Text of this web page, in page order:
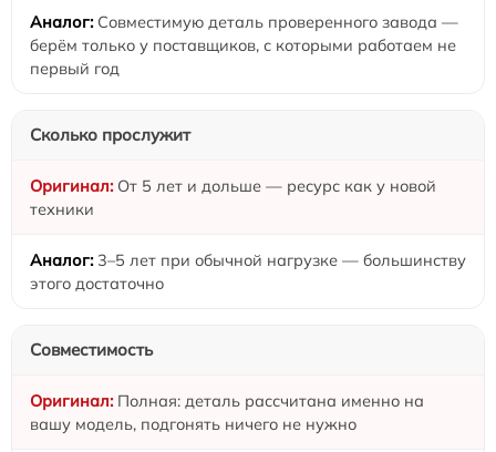
Совместимую деталь проверенного завода —
берём только у поставщиков, с которыми работаем не
первый год
Сколько прослужит
От 5 лет и дольше — ресурс как у новой
техники
3–5 лет при обычной нагрузке — большинству
этого достаточно
Совместимость
Полная: деталь рассчитана именно на
вашу модель, подгонять ничего не нужно